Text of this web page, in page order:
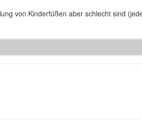
von Kinderfüßen aber schlecht sind